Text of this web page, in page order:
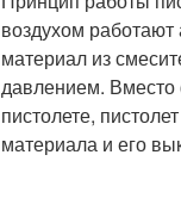
воздухом работают
материал из
давлением. Вместо
пистолете,
материала и его